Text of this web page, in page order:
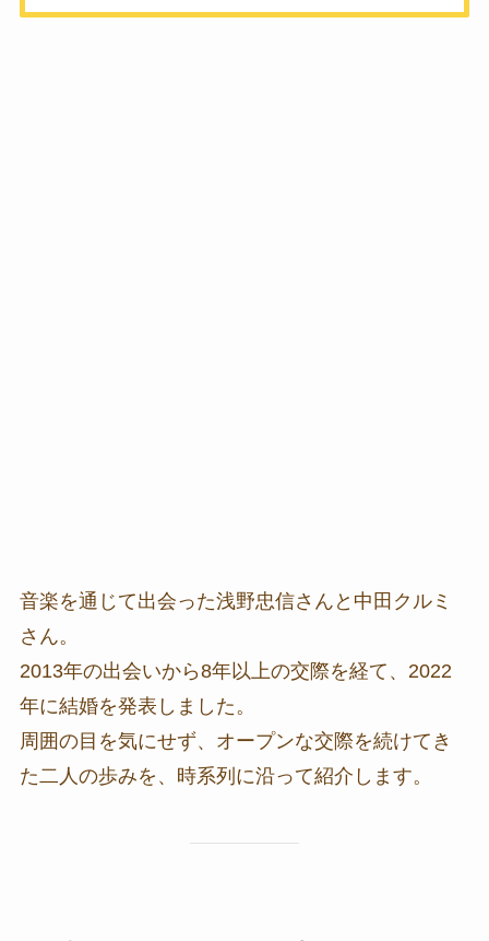
音楽を通じて出会った浅野忠信さんと中田クルミ
さん。
2013年の出会いから8年以上の交際を経て、2022
年に結婚を発表しました。
周囲の目を気にせず、オープンな交際を続けてき
た二人の歩みを、時系列に沿って紹介します。